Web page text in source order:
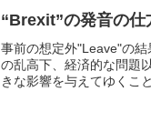
“Brexit”の発音の
事前の想定外"Leave"の
の乱高下、経済的な問題
きな影響を与えてゆくこ